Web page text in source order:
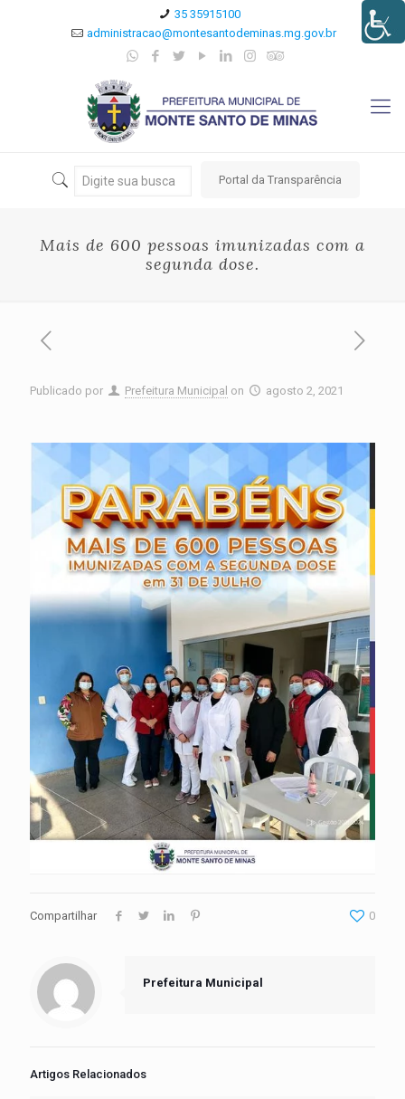
35 35915100
administracao@montesantodeminas.mg.gov.br
Portal da Transparência
Mais de 600 pessoas imunizadas com a
segunda dose.
Publicado por Prefeitura Municipal on agosto 2, 2021
Compartilhar 0
Prefeitura Municipal
Artigos Relacionados